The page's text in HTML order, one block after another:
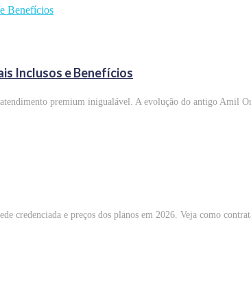
Inclusos e Benefícios
premium inigualável. A evolução do antigo Amil
credenciada e preços dos planos em 2026. Veja como